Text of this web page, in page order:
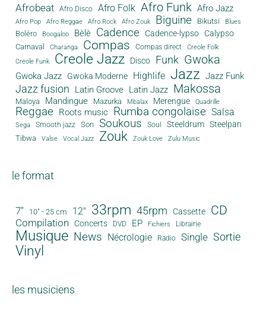
Afrobeat Afro Disco Afro Folk Afro Funk Afro Jazz
Afro Pop Afro Reggae Afro Rock Afro Zouk Biguine Bikutsi Blues
Boléro Boogaloo Bèlè Cadence Cadence-lypso Calypso
Carnaval Charanga Compas Compas direct
Creole Folk
Creole Funk
Creole Jazz Disco Funk Gwoka
Gwoka Jazz Gwoka Moderne Highlife Jazz Jazz Funk
Jazz fusion Latin Groove Latin Jazz Makossa
Maloya Mandingue Mazurka Mbalax Merengue Quadrille
Reggae Roots music Rumba congolaise Salsa
Sega Smooth jazz Son Soukous Soul Steeldrum Steelpan
Tibwa Valse Vocal Jazz Zouk Zouk Love Zulu Music
le format
7" 10" - 25 cm 12" 33rpm 45rpm Cassette CD
Compilation Concerts DVD EP Fichiers Librairie
Musique News Nécrologie Radio Single Sortie
Vinyl
les musiciens